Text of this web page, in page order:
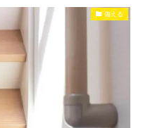
備える